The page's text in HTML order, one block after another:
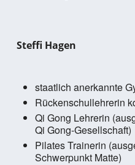
Steffi Hagen
staatlich anerkannte
Rückenschullehrerin
Qi Gong Lehrerin
Qi Gong-Gesellschaft)
Pilates Trainerin
Schwerpunkt Matte)